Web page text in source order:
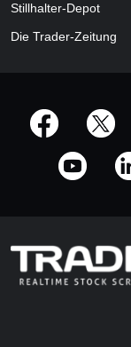
Stillhalter-Depot
Die Trader-Zeitung
offizielle Social